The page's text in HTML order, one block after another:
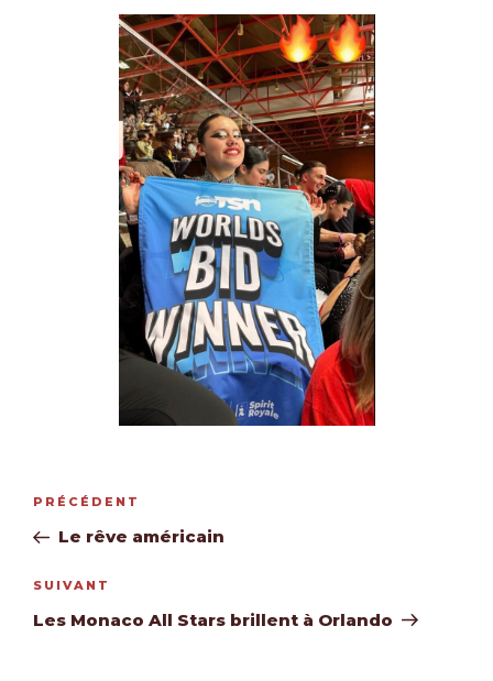
Navigation
l’article
Article
précédent
PRÉCÉDENT
Le rêve américain
Article
suivant
SUIVANT
Les Monaco All Stars brillent à Orlando